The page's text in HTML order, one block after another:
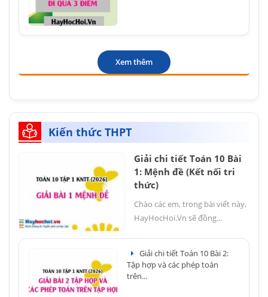
Xem thêm
Kiến thức THPT
Giải chi tiết Toán 10 Bài
1: Mệnh đề (Kết nối tri
thức)
Chào các em, trong bài viết này,
HayHocHoi.Vn sẽ đồng...
Giải chi tiết Toán 10 Bài 2:
Tập hợp và các phép toán
trên...